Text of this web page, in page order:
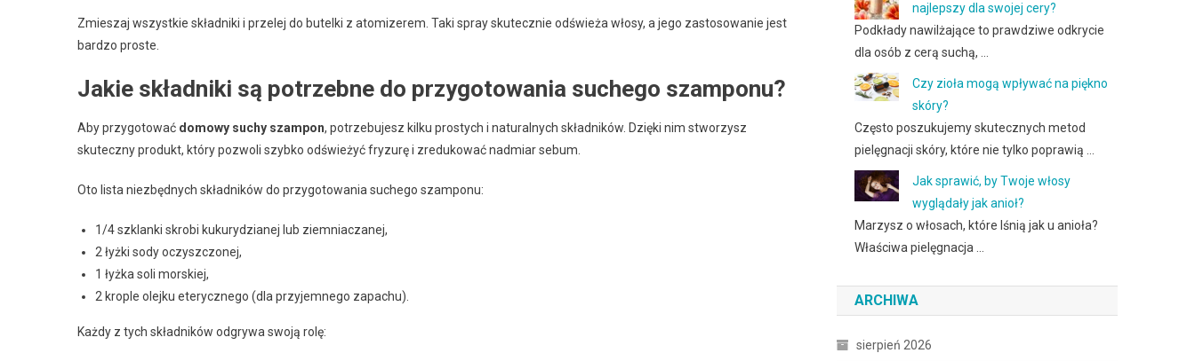
Zmieszaj wszystkie składniki i przelej do butelki z atomizerem. Taki spray skutecznie odświeża włosy, a jego zastosowanie jest
bardzo proste.
Jakie składniki są potrzebne do przygotowania suchego szamponu?
Aby przygotować domowy suchy szampon, potrzebujesz kilku prostych i naturalnych składników. Dzięki nim stworzysz
skuteczny produkt, który pozwoli szybko odświeżyć fryzurę i zredukować nadmiar sebum.
Oto lista niezbędnych składników do przygotowania suchego szamponu:
1/4 szklanki skrobi kukurydzianej lub ziemniaczanej,
2 łyżki sody oczyszczonej,
1 łyżka soli morskiej,
2 krople olejku eterycznego (dla przyjemnego zapachu).
Każdy z tych składników odgrywa swoją rolę:
najlepszy dla swojej cery?
Podkłady nawilżające to prawdziwe odkrycie
dla osób z cerą suchą, …
Czy zioła mogą wpływać na piękno
skóry?
Często poszukujemy skutecznych metod
pielęgnacji skóry, które nie tylko poprawią …
Jak sprawić, by Twoje włosy
wyglądały jak anioł?
Marzysz o włosach, które lśnią jak u anioła?
Właściwa pielęgnacja …
ARCHIWA
sierpień 2026